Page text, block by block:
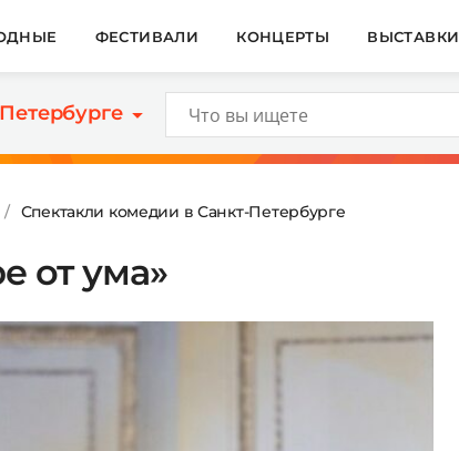
ФЕСТИВАЛИ КОНЦЕРТЫ ВЫСТАВКИ
Спектакли комедии в Санкт-Петербурге
от ума»